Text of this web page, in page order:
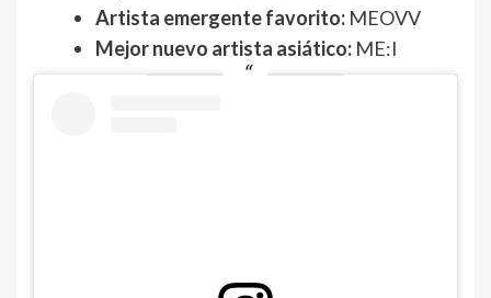
Artista emergente favorito: MEOVV
Mejor nuevo artista asiático: ME:I